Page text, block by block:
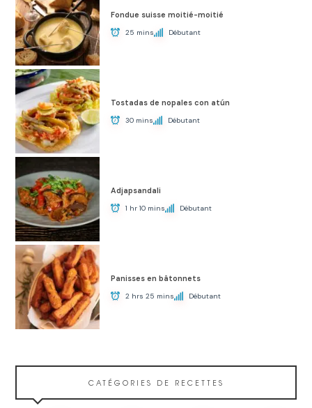
Fondue suisse moitié-moitié
25 mins Débutant
Tostadas de nopales con atún
30 mins Débutant
Adjapsandali
1 hr 10 mins Débutant
Panisses en bâtonnets
2 hrs 25 mins Débutant
CATÉGORIES DE RECETTES